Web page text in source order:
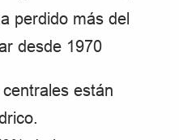
perdido más del
desde 1970
están